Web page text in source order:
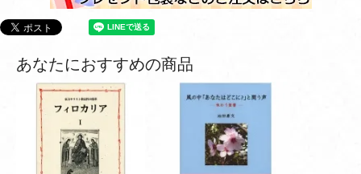
あなたにおすすめの商品